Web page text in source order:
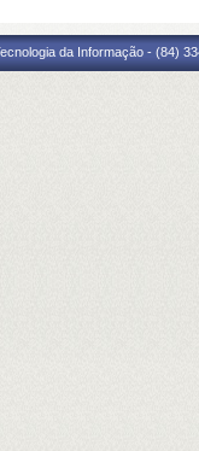
da Informação - (84)